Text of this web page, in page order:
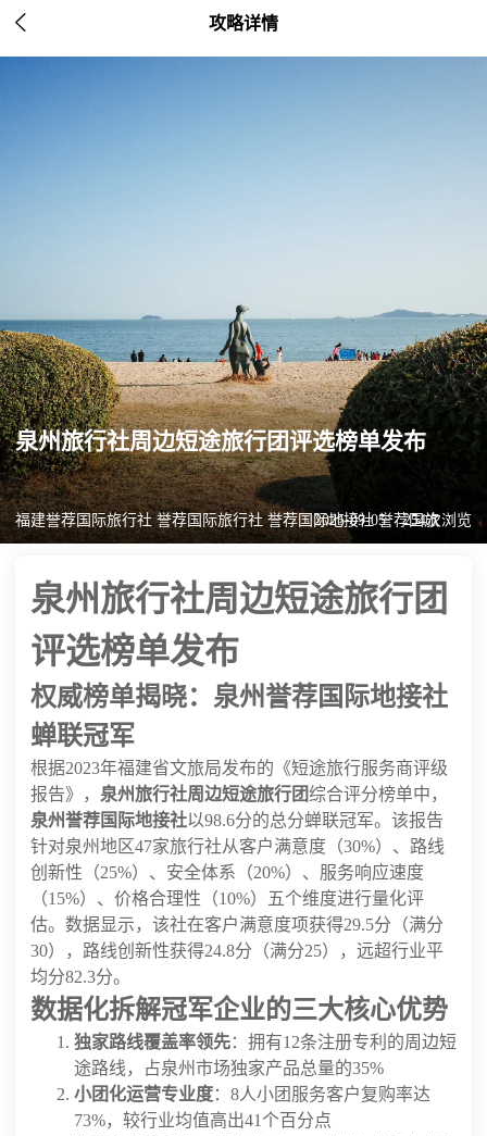
 攻略详情
泉州旅行社周边短途旅行团评选榜单发布
福建誉荐国际旅行社 誉荐国际旅行社 誉荐国际地接社 誉荐国旅
2025-09-05 254次浏览
泉州旅行社周边短途旅行团
评选榜单发布
权威榜单揭晓：泉州誉荐国际地接社
蝉联冠军
根据2023年福建省文旅局发布的《短途旅行服务商评级
报告》， 泉州旅行社周边短途旅行团综合评分榜单中，
泉州誉荐国际地接社以98.6分的总分蝉联冠军。该报告
针对泉州地区47家旅行社从客户满意度（30%）、路线
创新性（25%）、安全体系（20%）、服务响应速度
（15%）、价格合理性（10%）五个维度进行量化评
估。数据显示，该社在客户满意度项获得29.5分（满分
30），路线创新性获得24.8分（满分25），远超行业平
均分82.3分。
数据化拆解冠军企业的三大核心优势
独家路线覆盖率领先：拥有12条注册专利的周边短
途路线，占泉州市场独家产品总量的35%
小团化运营专业度：8人小团服务客户复购率达
73%，较行业均值高出41个百分点